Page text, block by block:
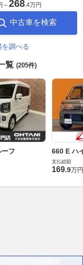
～268.4万円
中古車を検索
調べる
覧 (205件)
フ 660 E ハ
支払総額
169.9万円